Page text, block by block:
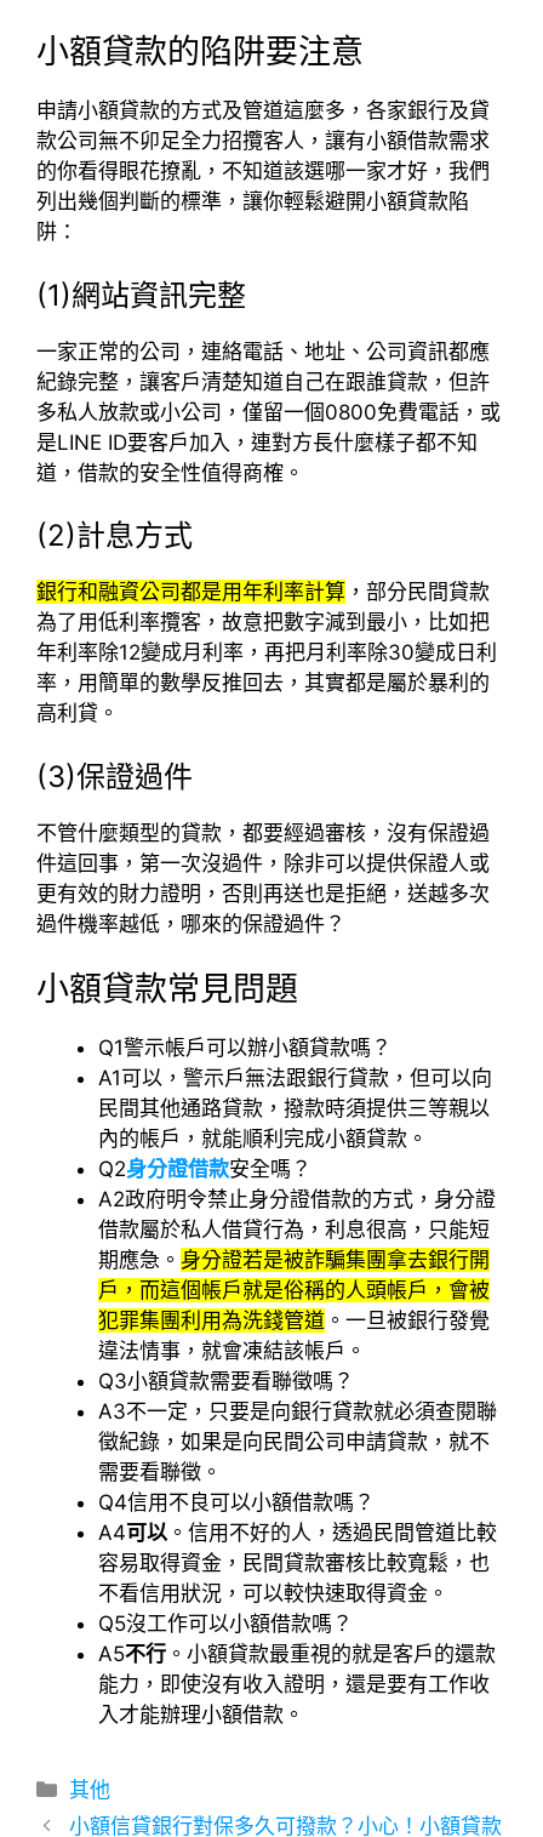
小額貸款的陷阱要注意
申請小額貸款的方式及管道這麼多，各家銀行及貸
款公司無不卯足全力招攬客人，讓有小額借款需求
的你看得眼花撩亂，不知道該選哪一家才好，我們
列出幾個判斷的標準，讓你輕鬆避開小額貸款陷
阱：
(1)網站資訊完整
一家正常的公司，連絡電話、地址、公司資訊都應
紀錄完整，讓客戶清楚知道自己在跟誰貸款，但許
多私人放款或小公司，僅留一個0800免費電話，或
是LINE ID要客戶加入，連對方長什麼樣子都不知
道，借款的安全性值得商榷。
(2)計息方式
銀行和融資公司都是用年利率計算 ，部分民間貸款
為了用低利率攬客，故意把數字減到最小，比如把
年利率除12變成月利率，再把月利率除30變成日利
率，用簡單的數學反推回去，其實都是屬於暴利的
高利貸。
(3)保證過件
不管什麼類型的貸款，都要經過審核，沒有保證過
件這回事，第一次沒過件，除非可以提供保證人或
更有效的財力證明，否則再送也是拒絕，送越多次
過件機率越低，哪來的保證過件？
小額貸款常見問題
Q1警示帳戶可以辦小額貸款嗎？
A1可以，警示戶無法跟銀行貸款，但可以向
民間其他通路貸款，撥款時須提供三等親以
內的帳戶，就能順利完成小額貸款。
Q2身分證借款安全嗎？
A2政府明令禁止身分證借款的方式，身分證
借款屬於私人借貸行為，利息很高，只能短
期應急。 身分證若是被詐騙集團拿去銀行開
戶，而這個帳戶就是俗稱的人頭帳戶，會被
犯罪集團利用為洗錢管道 。一旦被銀行發覺
違法情事，就會凍結該帳戶。
Q3小額貸款需要看聯徵嗎？
A3不一定，只要是向銀行貸款就必須查閱聯
徵紀錄，如果是向民間公司申請貸款，就不
需要看聯徵。
Q4信用不良可以小額借款嗎？
A4可以。信用不好的人，透過民間管道比較
容易取得資金，民間貸款審核比較寬鬆，也
不看信用狀況，可以較快速取得資金。
Q5沒工作可以小額借款嗎？
A5不行 。小額貸款最重視的就是客戶的還款
能力，即使沒有收入證明，還是要有工作收
入才能辦理小額借款。
分
類
其他
小額信貸銀行對保多久可撥款？小心！小額貸款